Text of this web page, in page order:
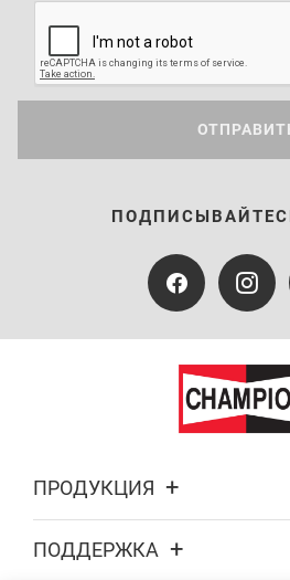
ПРОДУКЦИЯ
ПОДДЕРЖКА